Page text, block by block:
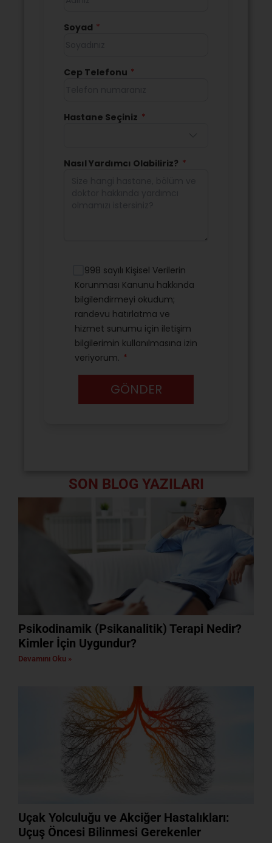
SON BLOG YAZILARI
Psikodinamik (Psikanalitik) Terapi Nedir?
Kimler İçin Uygundur?
Devamını Oku »
Uçak Yolculuğu ve Akciğer Hastalıkları:
Uçuş Öncesi Bilinmesi Gerekenler